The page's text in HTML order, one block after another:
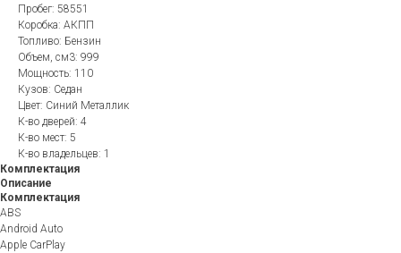
Пробег: 58551
Коробка: АКПП
Топливо: Бензин
Объем, см3: 999
Мощность: 110
Кузов: Седан
Цвет: Синий Металлик
К-во дверей: 4
К-во мест: 5
К-во владельцев: 1
Комплектация
Описание
Комплектация
ABS
Android Auto
Apple CarPlay